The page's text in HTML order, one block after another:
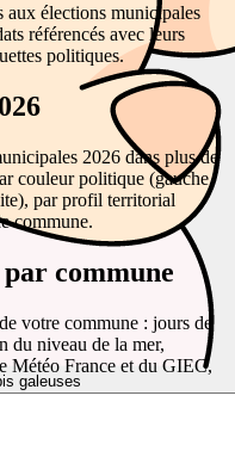
galeuses
aux élections municipales
référencés avec leurs
politiques.
2026 dans plus de
couleur politique (gauche,
par profil territorial
commune.
commune
votre commune : jours de
du niveau de la mer,
Météo France et du GIEC,